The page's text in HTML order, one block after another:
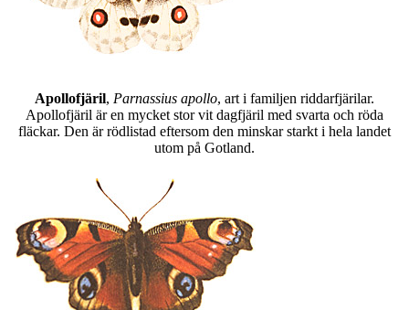
Apollofjäril, Parnassius apollo, art i familjen riddarfjärilar.
Apollofjäril är en mycket stor vit dagfjäril med svarta och röda
fläckar. Den är rödlistad eftersom den minskar starkt i hela landet
utom på Gotland.